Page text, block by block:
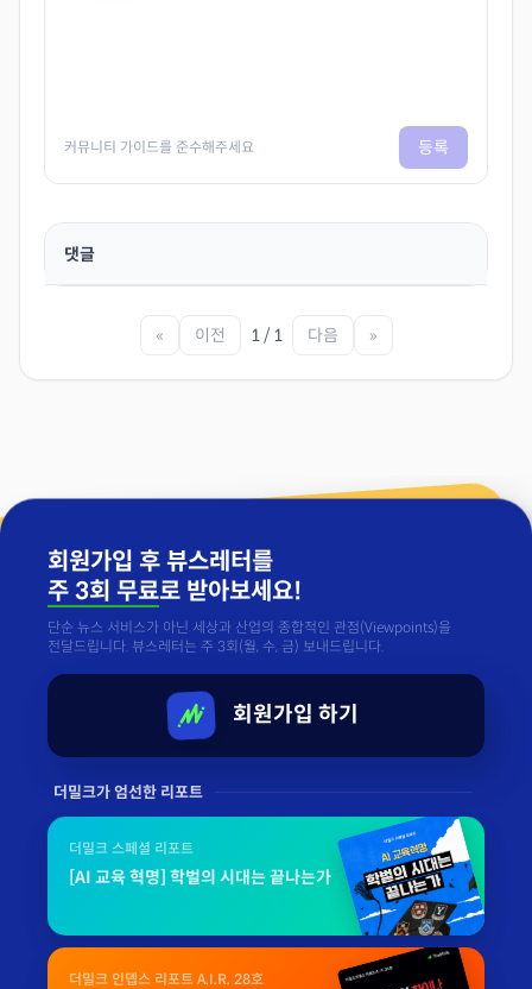
커뮤니티 가이드를 준수해주세요 등록
댓글
« 이전 1 / 1 다음 »
회원가입 후 뷰스레터를
주 3회 무료로 받아보세요!
단순 뉴스 서비스가 아닌 세상과 산업의 종합적인 관점(Viewpoints)을
전달드립니다. 뷰스레터는 주 3회(월, 수, 금) 보내드립니다.
회원가입 하기
더밀크가 엄선한 리포트
더밀크 스페셜 리포트
[AI 교육 혁명] 학벌의 시대는 끝나는가
더밀크 인뎁스 리포트 A.I.R. 28호